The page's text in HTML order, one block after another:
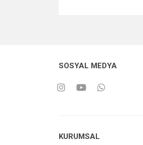
SOSYAL MEDYA
KURUMSAL